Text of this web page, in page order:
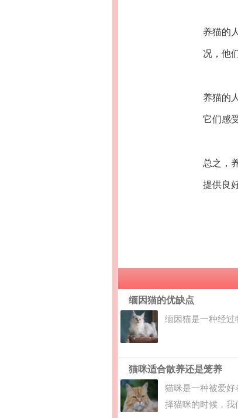
养猫的
况，他
养猫的
它们感
总之，
提供良
缅因猫的优缺点
缅因猫是一种经过
猫咪适合散养还是笼养
猫咪是一种被爱
择猫咪的时候，我